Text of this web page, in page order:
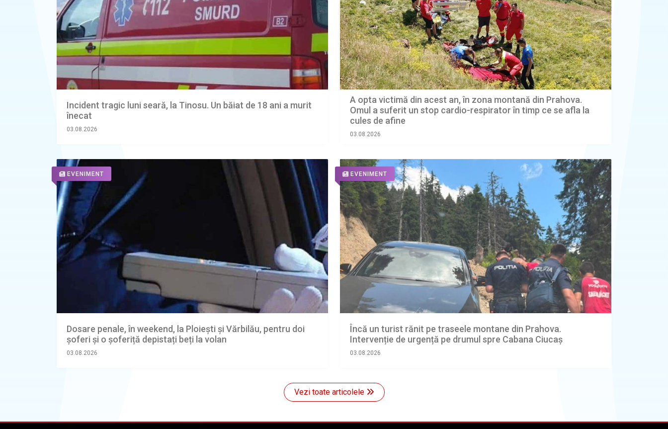
Incident tragic luni seară, la Tinosu. Un băiat de 18 ani a murit
înecat
03.08.2026
A opta victimă din acest an, în zona montană din Prahova.
Omul a suferit un stop cardio-respirator în timp ce se afla la
cules de afine
03.08.2026
EVENIMENT
Dosare penale, în weekend, la Ploiești și Vărbilău, pentru doi
șoferi și o șoferiță depistați beți la volan
03.08.2026
EVENIMENT
Încă un turist rănit pe traseele montane din Prahova.
Intervenție de urgență pe drumul spre Cabana Ciucaș
03.08.2026
Vezi toate articolele